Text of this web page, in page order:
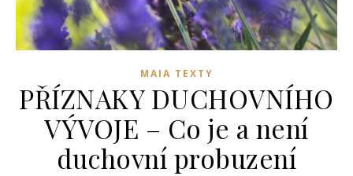
MAIA TEXTY
PŘÍZNAKY DUCHOVNÍHO
VÝVOJE – Co je a není
duchovní probuzení